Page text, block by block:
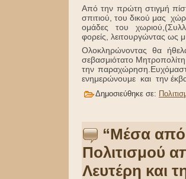
Από την πρώτη στιγμή
σπιτιού, του δικού μας
ομάδες του
φορείς, λειτουργώντας ως
Ολοκληρώνοντας θα
σεβασμιότατο
την
ενημερώνουμε και την
Δημοσιεύθηκε σε:
“Μέσα από
Πολιτισμού
Λευτέρη και